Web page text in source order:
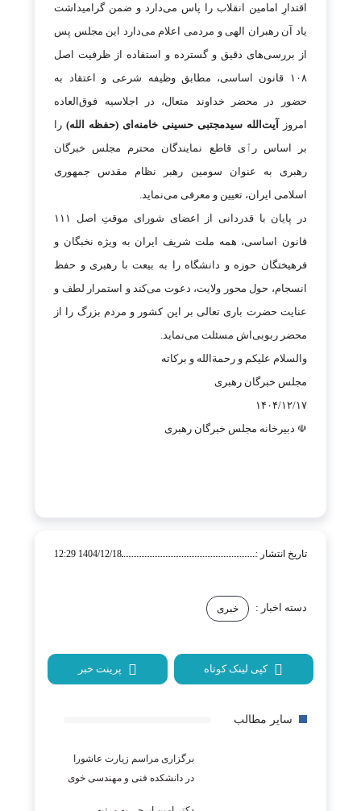
اقتدارِ امامین انقلاب را پاس می‌دارد و ضمن گرامیداشت
یاد آن رهبران الهی و مردمی اعلام می‌دارد این مجلس پس
از بررسی‌های دقیق و گسترده و استفاده از ظرفیت اصل
۱۰۸ قانون اساسی، مطابق وظیفه شرعی و اعتقاد به
حضور در محضر خداوند متعال، در اجلاسیه فوق‌العاده
امروز
آیت‌الله سیدمجتبی حسینی خامنه‌ای (حفظه الله)را
بر اساس رٱی قاطع نمایندگان محترم مجلس خبرگان
رهبری به عنوان سومین رهبر نظام مقدس جمهوری
اسلامی ایران، تعیین و معرفی می‌نماید.
در پایان با قدردانی از اعضای شورای موقتِ اصل ۱۱۱
قانون اساسی، همه ملت شریف ایران به ویژه نخبگان و
فرهیختگان حوزه و دانشگاه را به بیعت با رهبری و حفظ
انسجام، حول محور ولایت، دعوت می‌کند و استمرار لطف و
عنایت حضرت باری تعالی بر این کشور و مردم بزرگ را از
محضر ربوبی‌اش مسئلت می‌نماید.
والسلام علیکم و رحمةالله و برکاته
مجلس خبرگان رهبری
۱۴۰۴/۱۲/۱۷
☫ دبیرخانه مجلس خبرگان رهبری
تاریخ انتشار : 1404/12/18 12:29
دسته اخبار : خبری
کپی لینک کوتاه پرینت خبر
سایر مطالب
برگزاری مراسم زیارت عاشورا
در دانشکده فنی و مهندسی خوی